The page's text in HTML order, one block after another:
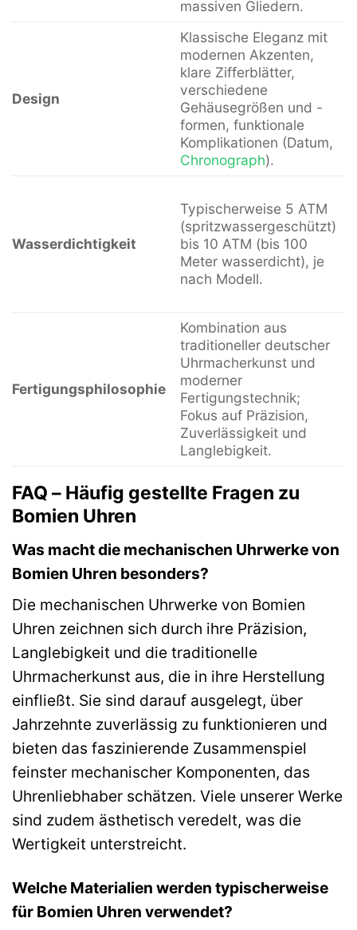
massiven Gliedern.
Design
Klassische Eleganz mit
modernen Akzenten,
klare Zifferblätter,
verschiedene
Gehäusegrößen und -
formen, funktionale
Komplikationen (Datum,
Chronograph).
Wasserdichtigkeit
Typischerweise 5 ATM
(spritzwassergeschützt)
bis 10 ATM (bis 100
Meter wasserdicht), je
nach Modell.
Fertigungsphilosophie
Kombination aus
traditioneller deutscher
Uhrmacherkunst und
moderner
Fertigungstechnik;
Fokus auf Präzision,
Zuverlässigkeit und
Langlebigkeit.
FAQ – Häufig gestellte Fragen zu
Bomien Uhren
Was macht die mechanischen Uhrwerke von
Bomien Uhren besonders?
Die mechanischen Uhrwerke von Bomien
Uhren zeichnen sich durch ihre Präzision,
Langlebigkeit und die traditionelle
Uhrmacherkunst aus, die in ihre Herstellung
einfließt. Sie sind darauf ausgelegt, über
Jahrzehnte zuverlässig zu funktionieren und
bieten das faszinierende Zusammenspiel
feinster mechanischer Komponenten, das
Uhrenliebhaber schätzen. Viele unserer Werke
sind zudem ästhetisch veredelt, was die
Wertigkeit unterstreicht.
Welche Materialien werden typischerweise
für Bomien Uhren verwendet?